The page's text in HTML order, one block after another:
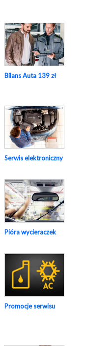
Bilans Auta 139 zł
Serwis elektroniczny
Pióra wycieraczek
Promocje serwisu